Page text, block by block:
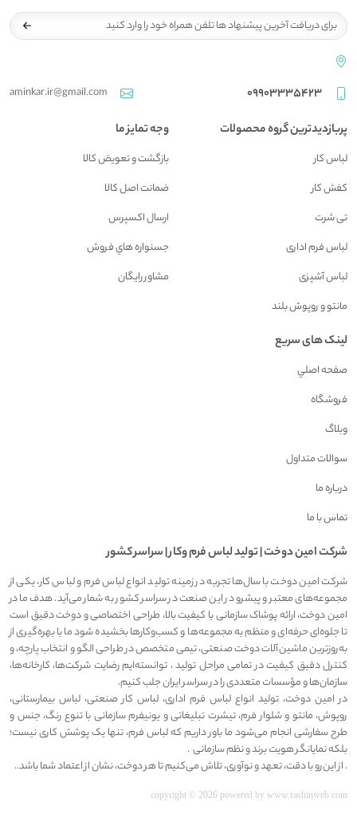
09903335423
aminkar.ir@gmail.com
پربازدیدترین گروه محصولات
لباس کار
کفش کار
تی شرت
لباس فرم اداری
لباس آشپزی
مانتو و روپوش بلند
وجه تمایز ما
بازگشت و تعويض کالا
ضمانت اصل کالا
ارسال اکسپرس
جسنواره هاي فروش
مشاور رايگان
لینک های سریع
صفحه اصلي
فروشگاه
وبلاگ
سوالات متداول
درباره ما
تماس با ما
شرکت امين دوخت | توليد لباس فرم وکار | سراسر کشور
شرکت امین دوخت با سال‌ها تجربه در زمینه تولید انواع لباس فرم و لباس کار، یکی از
مجموعه‌های معتبر و پیشرو در این صنعت در سراسر کشور به شمار می‌آید. هدف ما در
امین دوخت، ارائه پوشاک سازمانی با کیفیت بالا، طراحی اختصاصی و دوخت دقیق است
تا جلوه‌ای حرفه‌ای و منظم به مجموعه‌ها و کسب‌وکارها بخشیده شود ما با بهره‌گیری از
به‌روزترین ماشین‌آلات دوخت صنعتی، تیمی متخصص در طراحی الگو و انتخاب پارچه، و
کنترل دقیق کیفیت در تمامی مراحل تولید ، توانسته‌ایم رضایت شرکت‌ها، کارخانه‌ها،
سازمان‌ها و مؤسسات متعددی را در سراسر ایران جلب کنیم.
در امین دوخت، تولید انواع لباس فرم اداری، لباس کار صنعتی، لباس بیمارستانی،
روپوش، مانتو و شلوار فرم، تیشرت تبلیغاتی و یونیفرم سازمانی با تنوع رنگ، جنس و
طرح سفارشی انجام می‌شود ما باور داریم که لباس فرم، تنها یک پوشش کاری نیست؛
بلکه نمایانگر هویت برند و نظم سازمانی .
. از این‌رو با دقت، تعهد و نوآوری، تلاش می‌کنیم تا هر دوخت، نشان از اعتماد شما باشد..
copyright © 2026 powered by www.rashinweb.com